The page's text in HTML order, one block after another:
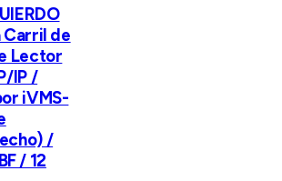
Carril de
Lector
IP /
iVMS-
/
/ 12